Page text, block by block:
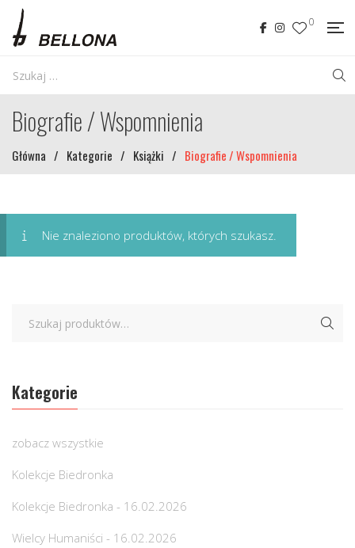
0
Biografie / Wspomnienia
Główna / Kategorie / Książki / Biografie / Wspomnienia
Nie znaleziono produktów, których szukasz.
Kategorie
zobacz wszystkie
Kolekcje Biedronka
Kolekcje Biedronka - 16.02.2026
Wielcy Humaniści - 16.02.2026